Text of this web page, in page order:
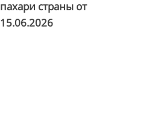
пахари страны от
15.06.2026